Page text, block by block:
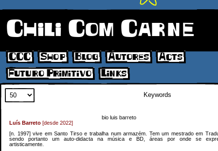
Chili Com Carne
CCC Shop Blog Autores
Acts
Futuro Primitivo
Links
bio luis barreto
Luís Barreto [desde 2022]
[n. 1997] vive em Santo Tirso e trabalha num armazém. Tem um mestrado em
sendo portanto um auto-didacta na música e BD, áreas por onde se
artisticamente.